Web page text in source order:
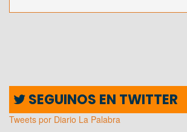
SEGUINOS EN TWITTER
Tweets por Diario La Palabra